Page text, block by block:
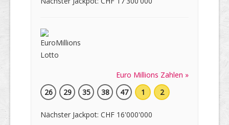
Euro Millions Zahlen »
26
29 35 38 47 1 2
Nächster Jackpot: CHF 16'000'000